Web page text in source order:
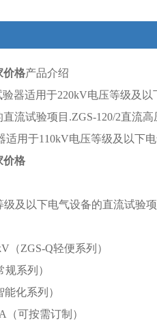
价格产品介绍
器适用于220kV电压等级及
流试验项目.ZGS-120/2直流
适用于110kV电压等级及以下
价格
级及以下电气设备的直流试验项
（ZGS-Q轻便系列）
系列）
化系列）
（可按需订制）